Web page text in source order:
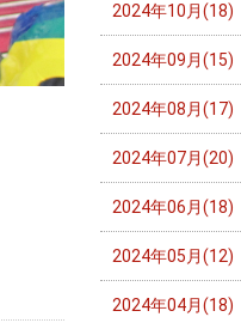
2024年10月(18)
2024年09月(15)
2024年08月(17)
2024年07月(20)
2024年06月(18)
2024年05月(12)
2024年04月(18)